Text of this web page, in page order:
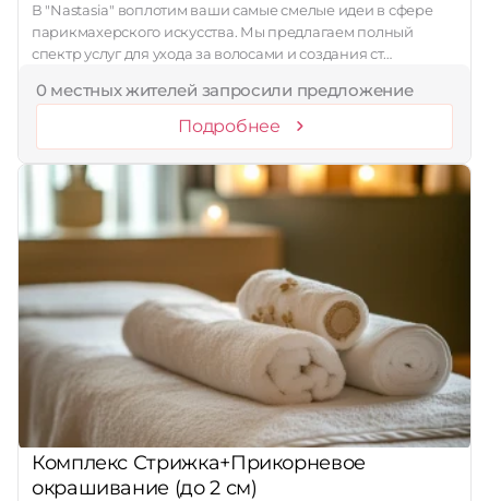
В "Nastasia" воплотим ваши самые смелые идеи в сфере
парикмахерского искусства. Мы предлагаем полный
спектр услуг для ухода за волосами и создания ст…
0 местных жителей запросили предложение
Подробнее
Комплекс Стрижка+Прикорневое
окрашивание (до 2 см)